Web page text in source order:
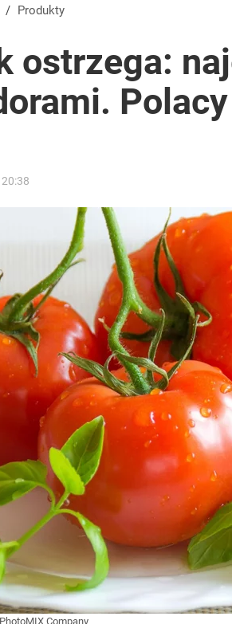
/ Produkty
ostrzega:
20:38
PhotoMIX Company